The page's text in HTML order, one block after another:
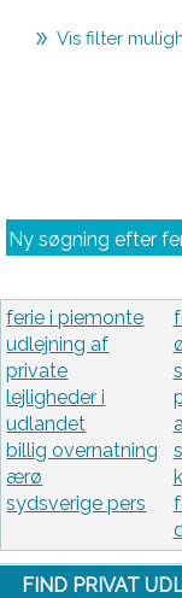
Vis filter
Ny søgning efter
ferie i piemonte
udlejning af
private
lejligheder i
udlandet
billig overnatning
ærø
sydsverige pers
FIND PRIVAT